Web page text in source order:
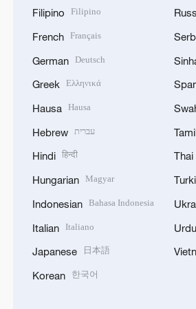
Filipino Filipino
French Français
German Deutsch
Greek Ελληνικά
Hausa Hausa
Hebrew עברית
Hindi हिन्दी
Hungarian Magyar
Indonesian Bahasa Indonesia
Italian Italiano
Japanese 日本語
Korean 한국어
Thai
Urdu